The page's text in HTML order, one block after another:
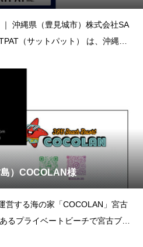
沖縄県（豊見城市）株式会社SA
（サットパット） は、沖縄県
）COCOLAN様
営する海の家「COCOLAN」宮古
るプライベートビーチで宮古ブル